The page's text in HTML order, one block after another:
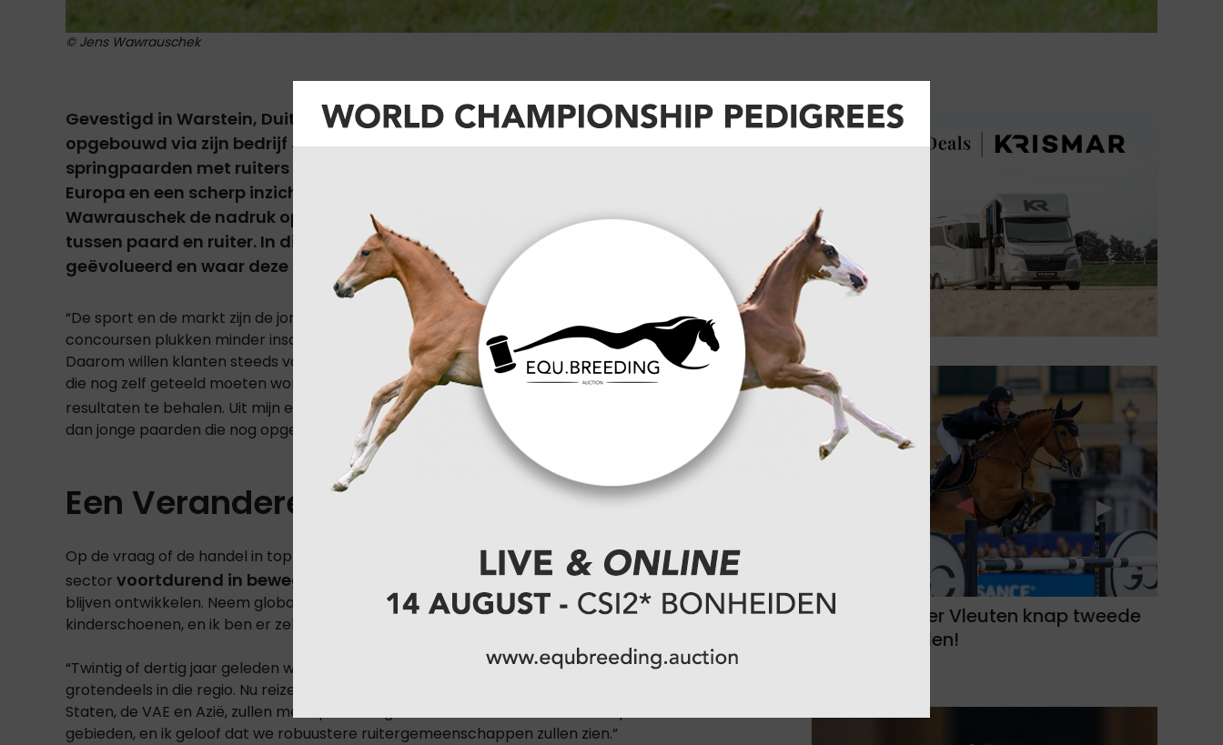
© Jens Wawrauschek
Gevestigd in Warstein, Duitsland, heeftJens Wawrauschekeen sterke reputatie
opgebouwd via zijn bedrijf JW Horses, bekend om het verbinden van getalenteerde
springpaarden met ruiters wereldwijd. Met ervaring opgedaan in topstallen in
Europa en een scherp inzicht in de
Wawrauschek de nadruk op eerlijkheid, precisie en langdurige partnerschappen
tussen paard en ruiter. In dit interview deelt hij hoe de
sportpaardenhandel
geëvolueerd en waar deze naartoe gaat.
“De sport en de markt zijn de jongste jaren sterk veranderd,” begint Wawrauschek. “Kleine
concoursen plukken minder inschrijvingen, terwijl de grote evenementen aan uitstraling winnen.
Daarom willen klanten steeds vaker paarden die al ver ontwikkeld zijn, in plaats van exemplaren
die nog zelf geteeld moeten worden. In de meeste gevallen wensen ze direct te concurreren en
resultaten te behalen. Uit mijn ervaring blijkt: klanten zoeken nu naar
, eerder
dan jonge paarden die nog opgeleid moeten worden.”
Een Veranderende Wereldmarkt
Op de vraag of de handel in top-paarden hetzelfde zal blijven, benadrukt Wawrauschek dat de
sector voortdurend in beweging
is. “De sport en de markt zijn altijd dynamisch, ze zullen zich
blijven ontwikkelen. Neem globalisatie: de markten in de VAE en Azië staan nog in de
kinderschoenen, en ik ben er zeker van dat ze het huidige marktimago sterk zullen beïnvloeden.”
“Twintig of dertig jaar geleden was de handel gecentreerd in West-Europa en bleven paarden
grotendeels in die regio. Nu reizen ze over continenten. Naarmate de sport groeit in de Verenigde
Staten, de VAE en Azië, zullen meer paarden grenzen oversteken. Er is enorm potentieel in die
gebieden, en ik geloof dat we robuustere ruitergemeenschappen zullen zien.”
Maikel van der Vleuten knap tweede
in 1.55m Londen!